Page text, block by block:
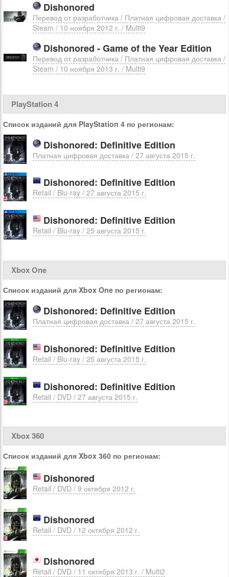
Dishonored
Перевод от разработчика / Платная цифровая доставка /
Steam / 10 ноября 2012 г. / Multi9
Dishonored - Game of the Year Edition
Перевод от разработчика / Платная цифровая доставка /
Steam / 10 ноября 2013 г. / Multi9
PlayStation 4
Список изданий для PlayStation 4 по регионам:
Dishonored: Definitive Edition
Платная цифровая доставка / 27 августа 2015 г.
Dishonored: Definitive Edition
Retail / Blu-ray / 27 августа 2015 г.
Dishonored: Definitive Edition
Retail / Blu-ray / 25 августа 2015 г.
Xbox One
Список изданий для Xbox One по регионам:
Dishonored: Definitive Edition
Платная цифровая доставка / 27 августа 2015 г.
Dishonored: Definitive Edition
Retail / Blu-ray / 25 августа 2015 г.
Dishonored: Definitive Edition
Retail / DVD / 27 августа 2015 г.
Xbox 360
Список изданий для Xbox 360 по регионам:
Dishonored
Retail / DVD / 9 октября 2012 г.
Dishonored
Retail / DVD / 12 октября 2012 г.
Dishonored
Retail / DVD / 11 октября 2013 г. / Multi2